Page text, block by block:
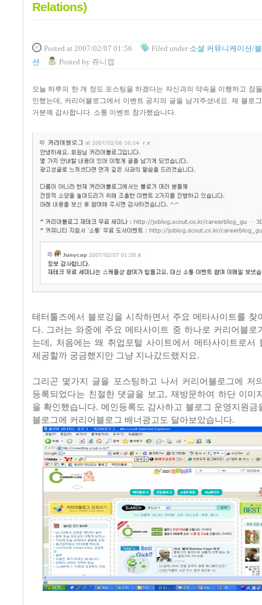
Relations)
Posted at 2007/02/07 01:56 Filed under 소셜 커뮤니케이션/
션
Posted by 쥬니캡
오늘 하루의 한 개 정도 포스팅을 하겠다는 자신과의 약속을 이행하고 잠
인했는데, 커리어블로그에서 이벤트 공지의 글을 남겨주셨네요. 제 블로
거분께 감사합니다. 소통 이벤트 참가했습니다.
테터툴즈에서 블로깅을 시작하면서 주요 메타사이트를 찾
다. 그러는 와중에 주요 메타사이트 중 하나로 커리어블로
는데, 처음에는 왜 취업포털 사이트에서 메타사이트로서
제공할까 궁금했지만 그냥 지나갔드랬지요.
그리곤 몇가지 글을 포스팅하고 나서 커리어블로그에 저
등록되었다는 친절한 댓글을 보고, 재방문하여 하단 이미
을 확인했습니다. 메인등록도 감사하고 블로그 운영지원금
블로그에 커리어블로그 배너광고도 달아보았습니다.